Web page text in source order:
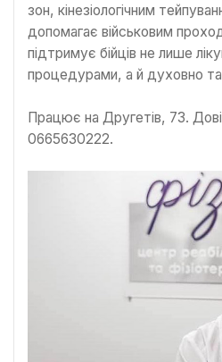
зон, кінезіологічним
допомагає військовим
підтримує бійців не лише
процедурами, а й духовно
Працює на Другетів, 73.
0665630222.